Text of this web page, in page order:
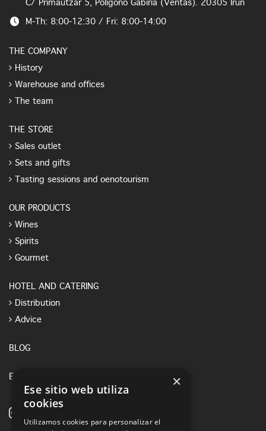
C/ Primautzar 5, Polígono Gabiria (Ventas). 20305 Irun
M-Th: 8:00-12:30 / Fri: 8:00-14:00
THE COMPANY
History
Warehouse and offices
The team
THE STORE
Sales outlet
Sets and gifts
Tasting sessions and oenotourism
OUR PRODUCTS
Wines
Spirits
Gourmet
HOTEL AND CATERING
Distribution
Advice
BLOG
E-SHOP ×
Ese sitio web utiliza
cookies
Utilizamos cookies para personalizar el